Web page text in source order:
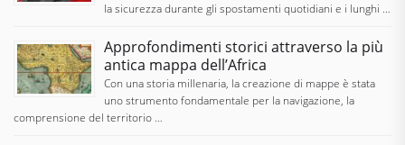
la sicurezza durante gli spostamenti quotidiani e i lunghi …
Approfondimenti storici attraverso la più
antica mappa dell’Africa
Con una storia millenaria, la creazione di mappe è stata
uno strumento fondamentale per la navigazione, la
comprensione del territorio …